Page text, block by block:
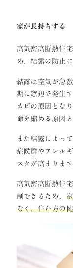
家が長持ちする
高気密高断熱住
め、結露の防止
結露は空気が急
期に窓辺で発生
カビの原因とな
命を縮める原因
また結露によっ
症候群やアレル
スクが高まります
高気密高断熱住
制できるため、
なく、住む方の